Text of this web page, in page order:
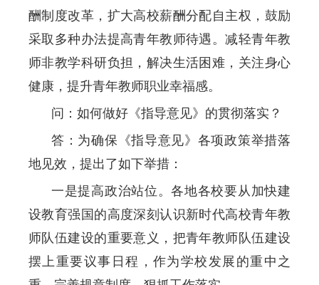
酬制度改革，扩大高校薪酬分配自主权，鼓励
采取多种办法提高青年教师待遇。减轻青年教
师非教学科研负担，解决生活困难，关注身心
健康，提升青年教师职业幸福感。
问：如何做好《指导意见》的贯彻落实？
答：为确保《指导意见》各项政策举措落
地见效，提出了如下举措：
一是提高政治站位。各地各校要从加快建
设教育强国的高度深刻认识新时代高校青年教
师队伍建设的重要意义，把青年教师队伍建设
摆上重要议事日程，作为学校发展的重中之